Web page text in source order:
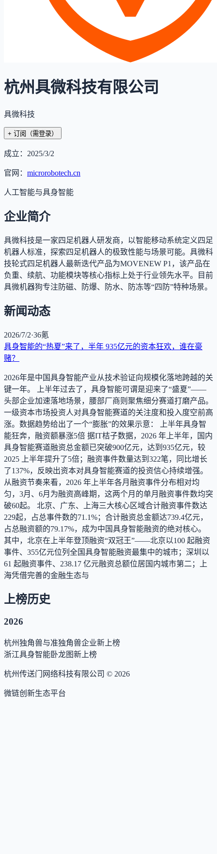
杭州具微科技有限公司
具微科技
+ 订阅 （需登录）
成立： 2025/3/2
官网： microrobotech.cn
人工智能与具身智能
企业简介
具微科技是一家四足机器人研发商，以智能移动系统定义四足
机器人标准，探索四足机器人的极致性能与场景可能。具微科
技轮式四足机器人最新迭代产品为MOVENEW P1，该产品在
负重、续航、功能模块等核心指标上处于行业领先水平。目前
具微机器狗专注防磁、防爆、防水、防冻等“四防”特种场景。
新闻动态
2026/7/2·36氪
具身智能的“热夏”来了，半年 935亿元的资本狂欢，谁在豪
赌？
2026年是中国具身智能产业从技术验证向规模化落地跨越的关
键一年。 上半年过去了，具身智能可谓是迎来了“盛夏”——
头部企业加速落地场景，腰部厂商则聚焦细分赛道打磨产品。
一级资本市场投资人对具身智能赛道的关注度和投入度空前高
涨。数据趋势给出了一个“膨胀”的效果示意： 上半年具身智
能狂奔，融资额暴涨5倍 据IT桔子数据，2026 年上半年，国内
具身智能赛道融资总金额已突破900亿元，达到935亿元，较
2025 上半年提升了5倍；融资事件数量达到322笔，同比增长
了137%，反映出资本对具身智能赛道的投资信心持续增强。
从融资节奏来看，2026 年上半年各月融资事件分布相对均
匀，3月、6月为融资高峰期，这两个月的单月融资事件数均突
破60起。 北京、广东、上海三大核心区域合计融资事件数达
229起，占总事件数的71.1%；合计融资总金额达739.4亿元，
占总融资额的79.17%，成为中国具身智能融资的绝对核心。
其中，北京在上半年登顶融资“双冠王”——北京以100 起融资
事件、355亿元位列全国具身智能融资最集中的城市；深圳以
61 起融资事件、238.17 亿元融资总额位居国内城市第二；上
海凭借完善的金融生态与
上榜历史
2026
杭州独角兽与准独角兽企业新上榜
浙江具身智能卧龙图新上榜
杭州传送门网络科技有限公司 © 2026
微链创新生态平台